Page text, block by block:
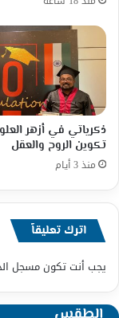
ذكرياتي في أزهر
تكوين الروح والعقل
منذ 3 أيام
اترك تعليقاً
يجب أنت تكونمسجل